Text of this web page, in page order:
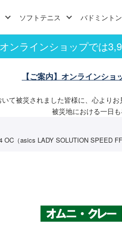
ソフトテニス バドミントン
オンラインショップでは
【ご案内】オンラインシ
て被災されました皆様に、心より
被災地における一日
（asics LADY SOLUTION SPEED